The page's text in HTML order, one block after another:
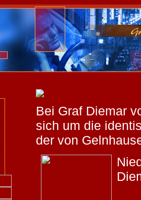
Bei Graf Diemar
sich um die
der von